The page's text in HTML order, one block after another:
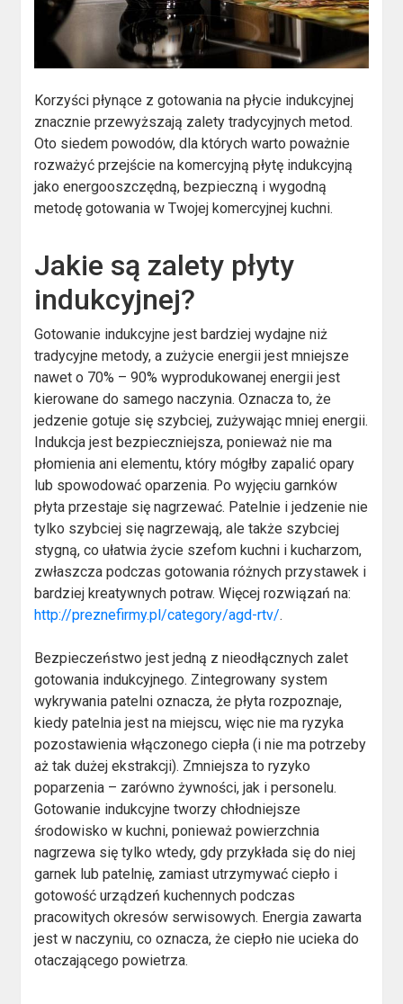
Korzyści płynące z gotowania na płycie indukcyjnej
znacznie przewyższają zalety tradycyjnych metod.
Oto siedem powodów, dla których warto poważnie
rozważyć przejście na komercyjną płytę indukcyjną
jako energooszczędną, bezpieczną i wygodną
metodę gotowania w Twojej komercyjnej kuchni.
Jakie są zalety płyty
indukcyjnej?
Gotowanie indukcyjne jest bardziej wydajne niż
tradycyjne metody, a zużycie energii jest mniejsze
nawet o 70% – 90% wyprodukowanej energii jest
kierowane do samego naczynia. Oznacza to, że
jedzenie gotuje się szybciej, zużywając mniej energii.
Indukcja jest bezpieczniejsza, ponieważ nie ma
płomienia ani elementu, który mógłby zapalić opary
lub spowodować oparzenia. Po wyjęciu garnków
płyta przestaje się nagrzewać. Patelnie i jedzenie nie
tylko szybciej się nagrzewają, ale także szybciej
stygną, co ułatwia życie szefom kuchni i kucharzom,
zwłaszcza podczas gotowania różnych przystawek i
bardziej kreatywnych potraw. Więcej rozwiązań na:
http://preznefirmy.pl/category/agd-rtv/.
Bezpieczeństwo jest jedną z nieodłącznych zalet
gotowania indukcyjnego. Zintegrowany system
wykrywania patelni oznacza, że płyta rozpoznaje,
kiedy patelnia jest na miejscu, więc nie ma ryzyka
pozostawienia włączonego ciepła (i nie ma potrzeby
aż tak dużej ekstrakcji). Zmniejsza to ryzyko
poparzenia – zarówno żywności, jak i personelu.
Gotowanie indukcyjne tworzy chłodniejsze
środowisko w kuchni, ponieważ powierzchnia
nagrzewa się tylko wtedy, gdy przykłada się do niej
garnek lub patelnię, zamiast utrzymywać ciepło i
gotowość urządzeń kuchennych podczas
pracowitych okresów serwisowych. Energia zawarta
jest w naczyniu, co oznacza, że ciepło nie ucieka do
otaczającego powietrza.